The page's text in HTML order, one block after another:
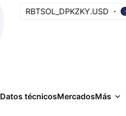
RBTSOL_DPKZKY.USD
Datos técnicosMercadosMás